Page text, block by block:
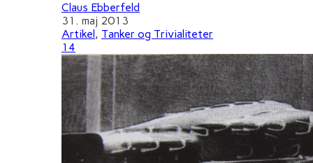
Claus Ebberfeld
31. maj 2013
Artikel , Tanker og Trivialiteter
14